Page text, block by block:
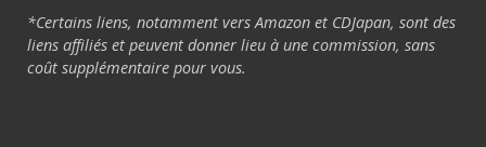
*Certains liens, notamment vers Amazon et CDJapan, sont des
liens affiliés et peuvent donner lieu à une commission, sans
coût supplémentaire pour vous.